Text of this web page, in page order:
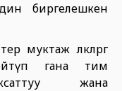
биргелешкен
муктаж өлкөлөргө
гана тим
жана